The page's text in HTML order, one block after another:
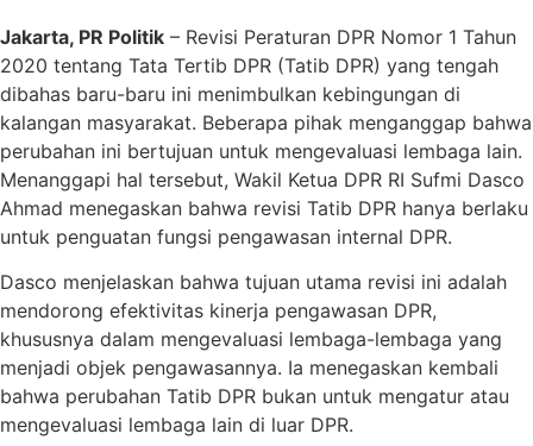
Jakarta, PR Politik – Revisi Peraturan DPR Nomor 1 Tahun
2020 tentang Tata Tertib DPR (Tatib DPR) yang tengah
dibahas baru-baru ini menimbulkan kebingungan di
kalangan masyarakat. Beberapa pihak menganggap bahwa
perubahan ini bertujuan untuk mengevaluasi lembaga lain.
Menanggapi hal tersebut, Wakil Ketua DPR RI Sufmi Dasco
Ahmad menegaskan bahwa revisi Tatib DPR hanya berlaku
untuk penguatan fungsi pengawasan internal DPR.
Dasco menjelaskan bahwa tujuan utama revisi ini adalah
mendorong efektivitas kinerja pengawasan DPR,
khususnya dalam mengevaluasi lembaga-lembaga yang
menjadi objek pengawasannya. Ia menegaskan kembali
bahwa perubahan Tatib DPR bukan untuk mengatur atau
mengevaluasi lembaga lain di luar DPR.